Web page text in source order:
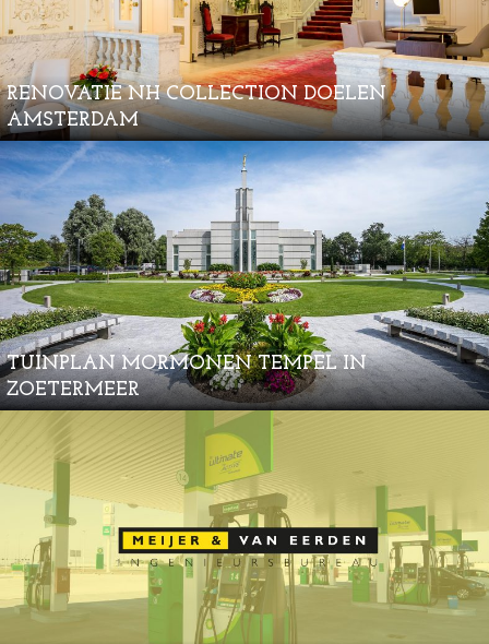
RENOVATIE NH COLLECTION DOELEN
AMSTERDAM
TUINPLAN MORMONEN TEMPEL IN
ZOETERMEER